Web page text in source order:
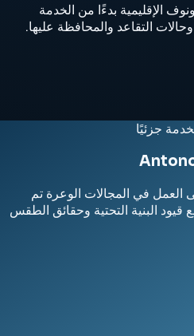
الإقليمية بدءًا من الخدمة
التقاعد والمحافظة عليها.
جزئيًا
العمل في المجالات الوعرة تم
البنية التحتية وحقائق الطقس